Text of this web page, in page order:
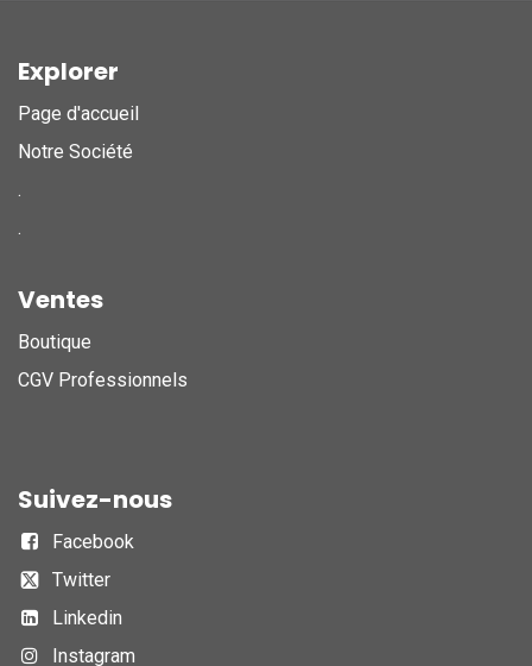
Explorer
Page d'accueil
Notre Société
.
.
Ventes
Boutique
CGV Professionnels
Suivez-nous
Facebook
Twitter
Linkedin
Instagram